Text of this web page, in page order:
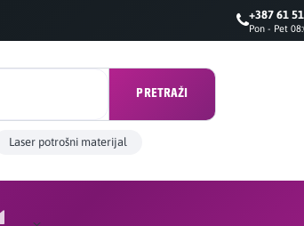
+387 61
Pon - Pet
PRETRAŽI
Laser potrošni materijal